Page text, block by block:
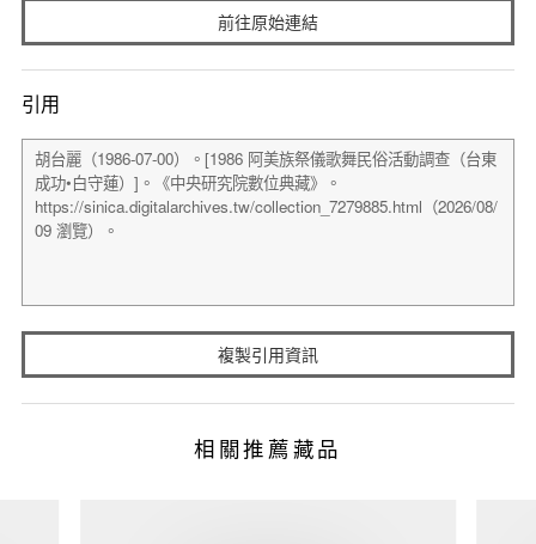
前往原始連結
引用
複製引用資訊
相關推薦藏品